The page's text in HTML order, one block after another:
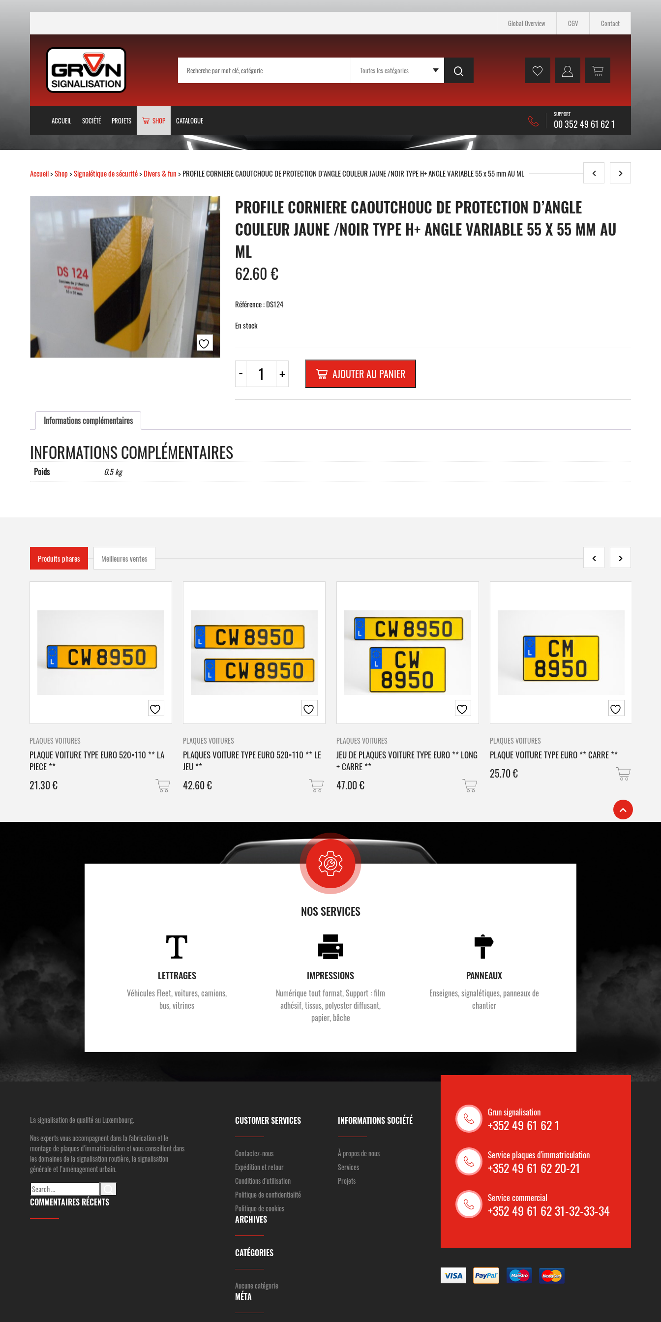
Global Overview CGV Contact
ACCUEIL SOCIÉTÉ PROJETS SHOP CATALOGUE
SUPPORT
00 352 49 61 62 1
Accueil>Shop>Signalétique de sécurité>Divers & fun> PROFILE CORNIERE CAOUTCHOUC DE PROTECTION D’ANGLE COULEUR JAUNE /NOIR TYPE H+ ANGLE VARIABLE 55 x 55 mm AU ML
PROFILE CORNIERE CAOUTCHOUC DE PROTECTION D’ANGLE
COULEUR JAUNE /NOIR TYPE H+ ANGLE VARIABLE 55 X 55 MM AU
ML
62.60€
Référence : DS124
En stock
- quantité
PROFILE
D'ANGLE
/NOIR
H+
+ AJOUTER AU PANIER
Informations complémentaires
INFORMATIONS COMPLÉMENTAIRES
Poids 0.5 kg
Produits phares Meilleures ventes
PLAQUES VOITURES
PLAQUE VOITURE TYPE EURO 520×110 ** LA
PIECE **
21.30€
PLAQUES VOITURES
PLAQUES VOITURE TYPE EURO 520×110 ** LE
JEU **
42.60€
PLAQUES VOITURES
JEU DE PLAQUES VOITURE TYPE EURO ** LONG
+ CARRE **
47.00€
PLAQUES VOITURES
PLAQUE VOITURE TYPE EURO ** CARRE **
25.70€
NOS SERVICES
LETTRAGES
Véhicules Fleet, voitures, camions,
bus, vitrines
IMPRESSIONS
Numérique tout format, Support : film
adhésif, tissus, polyester diffusant,
papier, bâche
PANNEAUX
Enseignes, signalétiques, panneaux de
chantier
La signalisation de qualité au Luxembourg.
Nos experts vous accompagnent dans la fabrication et le
montage de plaques d’immatriculation et vous conseillent dans
les domaines de la signalisation routière, la signalisation
générale et l’aménagement urbain.
Search
for:
COMMENTAIRES RÉCENTS
CUSTOMER SERVICES
Contactez-nous
Expédition et retour
Conditions d’utilisation
Politique de confidentialité
Politique de cookies
ARCHIVES
CATÉGORIES
Aucune catégorie
MÉTA
INFORMATIONS SOCIÉTÉ
À propos de nous
Services
Projets
Grun signalisation
+352 49 61 62 1
Service plaques d'immatriculation
+352 49 61 62 20-21
Service commercial
+352 49 61 62 31-32-33-34